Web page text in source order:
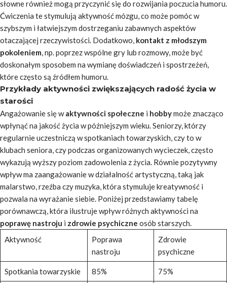
słowne również mogą przyczynić się do rozwijania poczucia humoru.
Ćwiczenia te stymulują aktywność mózgu, co może pomóc w
szybszym i łatwiejszym dostrzeganiu zabawnych aspektów
otaczającej rzeczywistości. Dodatkowo, kontakt z młodszym
pokoleniem, np. poprzez wspólne gry lub rozmowy, może być
doskonałym sposobem na wymianę doświadczeń i spostrzeżeń,
które często są źródłem humoru.
Przykłady aktywności zwiększających radość życia w
starości
Angażowanie się waktywności społeczne i hobbymoże znacząco
wpłynąć na jakość życia w późniejszym wieku. Seniorzy, którzy
regularnie uczestniczą w spotkaniach towarzyskich, czy to w
klubach seniora, czy podczas organizowanych wycieczek, często
wykazują wyższy poziom zadowolenia z życia. Równie pozytywny
wpływ ma zaangażowanie w działalność artystyczną, taką jak
malarstwo, rzeźba czy muzyka, która stymuluje kreatywność i
pozwala na wyrażanie siebie. Poniżej przedstawiamy tabelę
porównawczą, która ilustruje wpływ różnych aktywności na
poprawę nastroju i zdrowie psychiczne osób starszych.
Aktywność
Poprawa
nastroju
Zdrowie
psychiczne
Spotkania towarzyskie 85% 75%